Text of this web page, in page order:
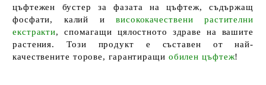
цъфтежен бустер
зафазата на цъфтеж, съдържащ
фосфати, калий ивисококачествени растителни
екстракти, спомагащи цялостното здраве на вашите
растения. Този продукт е съставен отнай-
качествените торове, гарантиращи обилен цъфтеж!